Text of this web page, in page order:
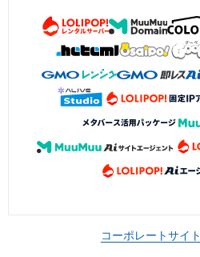
コーポレートサイト